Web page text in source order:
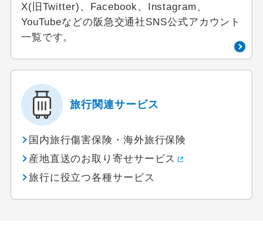
X(旧Twitter)、Facebook、Instagram、
YouTubeなどの阪急交通社SNS公式アカウント
一覧です。
旅行関連サービス
国内旅行傷害保険・海外旅行保険
産地直送のお取り寄せサービス
旅行に役立つ各種サービス